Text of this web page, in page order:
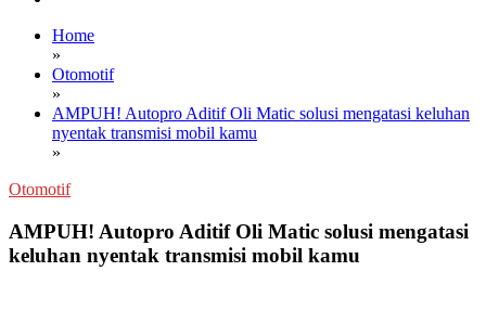
Home
»
Otomotif
»
AMPUH! Autopro Aditif Oli Matic solusi mengatasi keluhan
nyentak transmisi mobil kamu
»
Otomotif
AMPUH! Autopro Aditif Oli Matic solusi mengatasi
keluhan nyentak transmisi mobil kamu